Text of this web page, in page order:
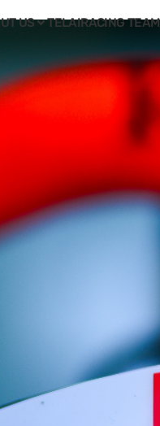
US TELAIRACING TEAM